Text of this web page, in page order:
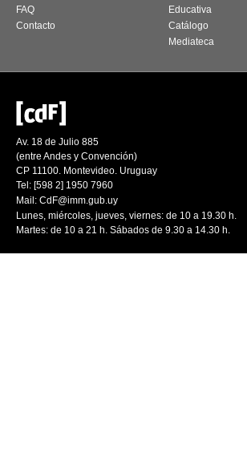
FAQ
Contacto
Educativa
Catálogo
Mediateca
Av. 18 de Julio 885
(entre Andes y Convención)
CP 11100. Montevideo. Uruguay
Tel: [598 2] 1950 7960
Mail: CdF@imm.gub.uy
Lunes, miércoles, jueves, viernes: de 10 a 19.30 h.
Martes: de 10 a 21 h. Sábados de 9.30 a 14.30 h.